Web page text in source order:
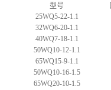
型号
25WQ5-22-1.1
32WQ6-20-1.1
40WQ7-18-1.1
50WQ10-12-1.1
65WQ15-9-1.1
50WQ10-16-1.5
65WQ20-10-1.5